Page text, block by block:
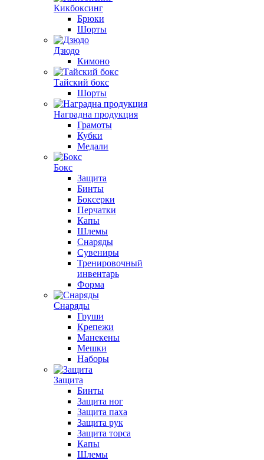
Кикбоксинг
Брюки
Шорты
Дзюдо
Кимоно
Тайский бокс
Шорты
Наградна продукция
Грамоты
Кубки
Медали
Бокс
Защита
Бинты
Боксерки
Перчатки
Капы
Шлемы
Снаряды
Сувениры
Тренировочный
инвентарь
Форма
Снаряды
Груши
Крепежи
Манекены
Мешки
Наборы
Защита
Бинты
Защита ног
Защита паха
Защита рук
Защита торса
Капы
Шлемы